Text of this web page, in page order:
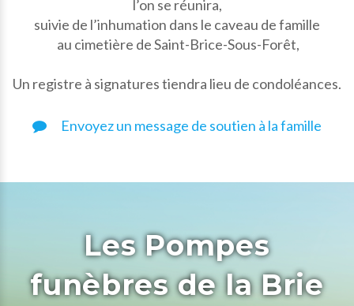
l’on se réunira,
suivie de l’inhumation dans le caveau de famille
au cimetière de Saint-Brice-Sous-Forêt,
Un registre à signatures tiendra lieu de condoléances.
Envoyez un message de soutien à la famille
Les Pompes
funèbres de la Brie